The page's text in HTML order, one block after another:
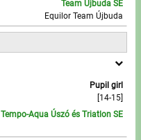
Team Újbuda SE
Equilor Team Újbuda
Pupil girl
[14-15]
Tempo-Aqua Úszó és Triatlon SE